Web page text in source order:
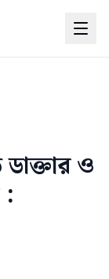
ডাক্তার ও
: